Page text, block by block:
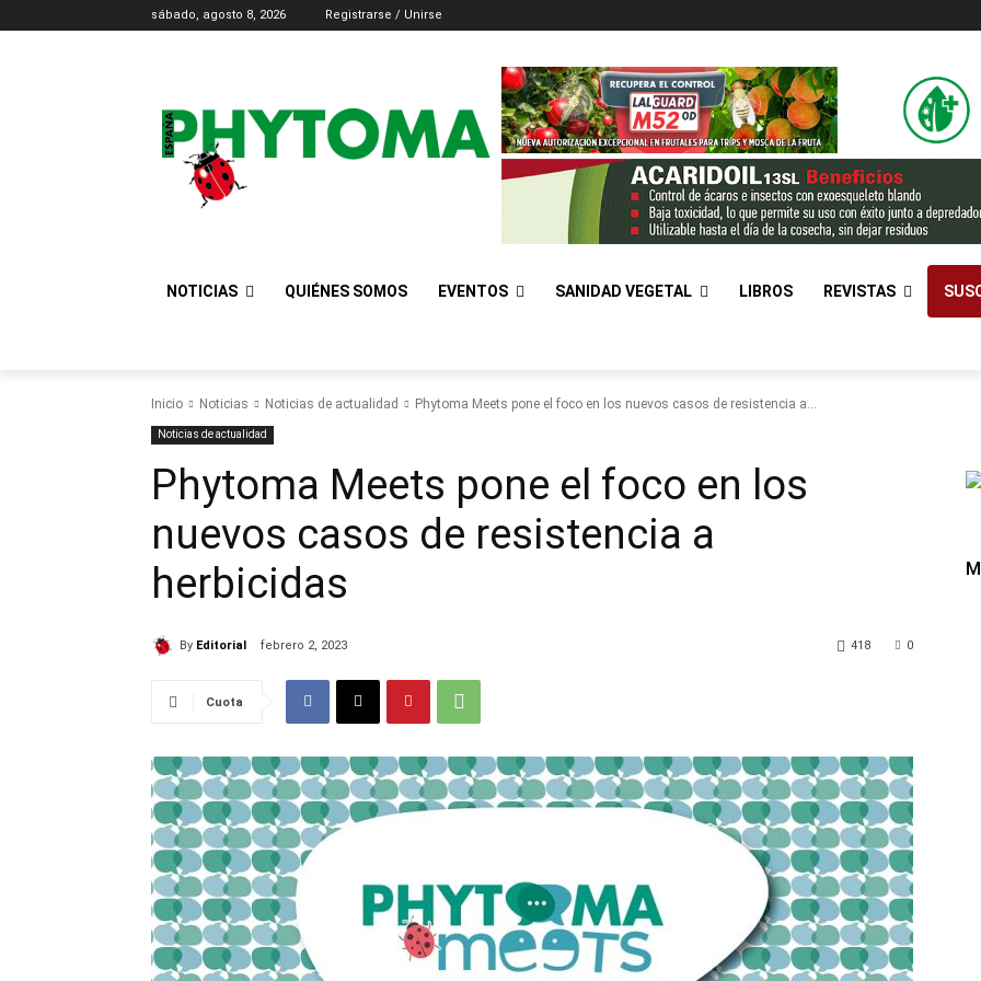
sábado, agosto 8, 2026 Registrarse / Unirse
NOTICIAS QUIÉNES SOMOS EVENTOS SANIDAD VEGETAL LIBROS REVISTAS
Inicio Noticias Noticias de actualidad Phytoma Meets pone el foco en los nuevos casos de resistencia a...
Noticias de actualidad
Phytoma Meets pone el foco en los
nuevos casos de resistencia a
herbicidas
By Editorial febrero 2, 2023 0
418
Cuota